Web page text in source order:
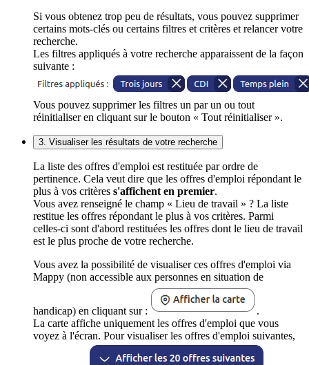
Si vous obtenez trop peu de résultats, vous pouvez supprimer
certains mots-clés ou certains filtres et critères et relancer votre
recherche.
Les filtres appliqués à votre recherche apparaissent de la façon
suivante :
Vous pouvez supprimer les filtres un par un ou tout
réinitialiser en cliquant sur le bouton « Tout réinitialiser ».
3. Visualiser les résultats de votre recherche
La liste des offres d'emploi est restituée par ordre de
pertinence. Cela veut dire que les offres d'emploi répondant le
plus à vos critères s'affichent en premier.
Vous avez renseigné le champ « Lieu de travail » ? La liste
restitue les offres répondant le plus à vos critères. Parmi
celles-ci sont d'abord restituées les offres dont le lieu de travail
est le plus proche de votre recherche.
Vous avez la possibilité de visualiser ces offres d'emploi via
Mappy (non accessible aux personnes en situation de
handicap) en cliquant sur :
.
La carte affiche uniquement les offres d'emploi que vous
voyez à l'écran. Pour visualiser les offres d'emploi suivantes,